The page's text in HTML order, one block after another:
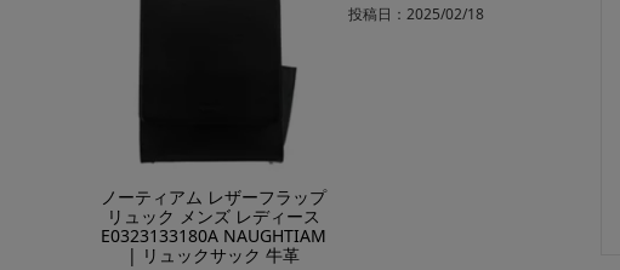
ノーティアム レザーフラップ
リュック メンズ レディース
E0323133180A NAUGHTIAM
| リュックサック 牛革
投稿日 2025/02/18